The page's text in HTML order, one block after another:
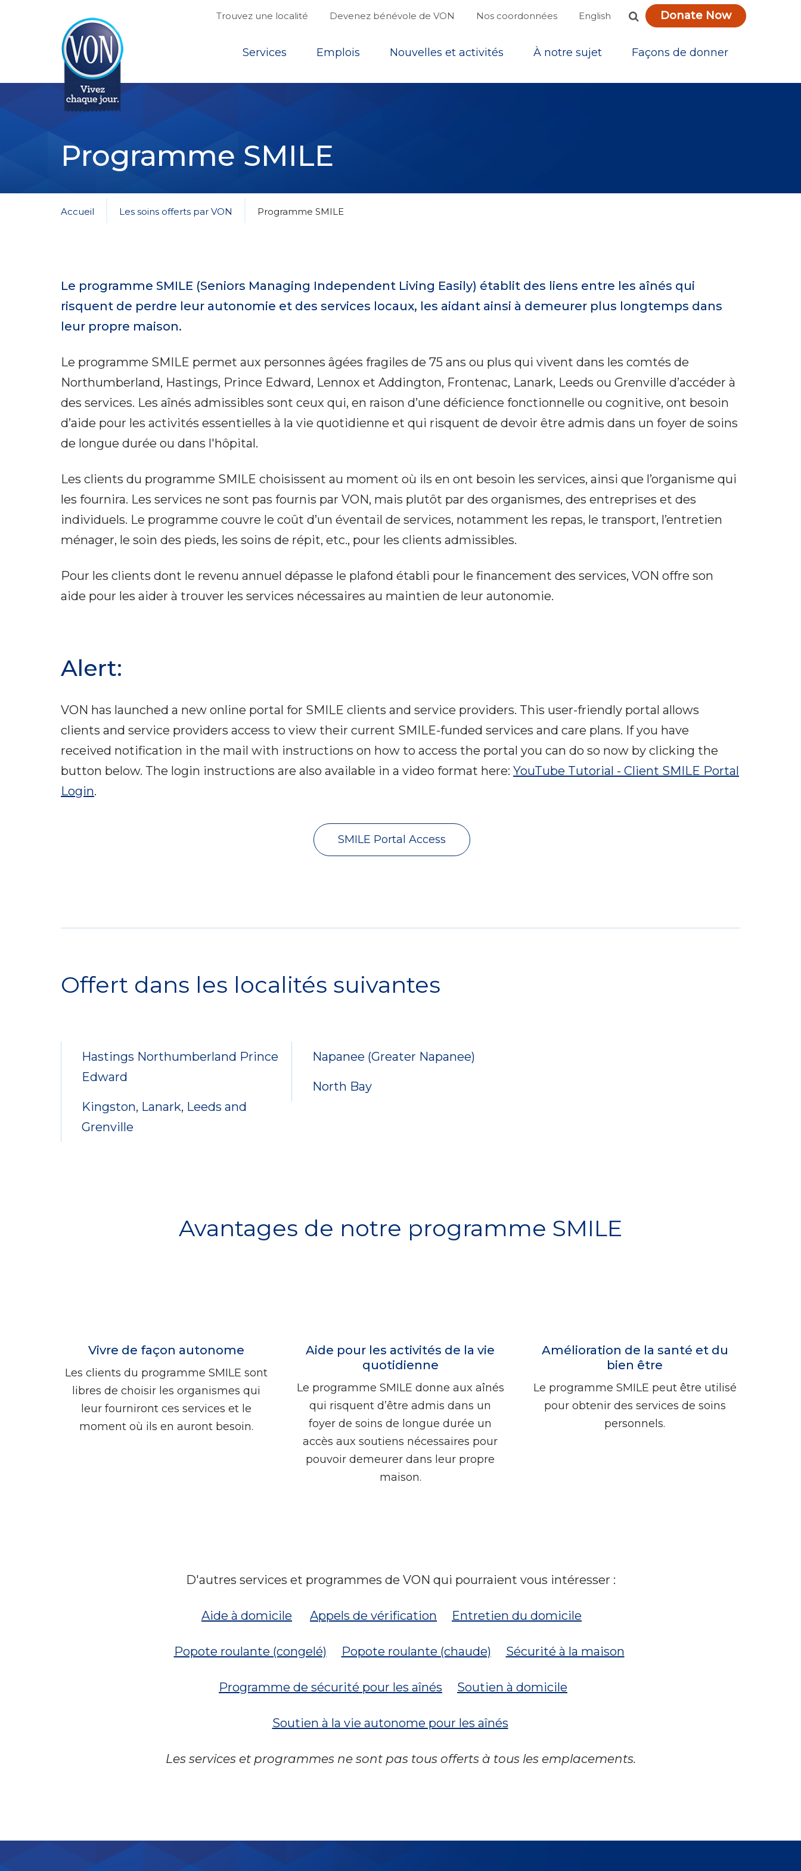
Trouvez une localité Devenez bénévole de VON Nos coordonnées English Donate Now
Services Emplois Nouvelles et activités À notre sujet Façons de donner
Programme SMILE
Accueil Les soins offerts par VON Programme SMILE
Le programme SMILE (Seniors Managing Independent Living Easily) établit des liens entre les aînés qui
risquent de perdre leur autonomie et des services locaux, les aidant ainsi à demeurer plus longtemps dans
leur propre maison.
Le programme SMILE permet aux personnes âgées fragiles de 75 ans ou plus qui vivent dans les comtés de
Northumberland, Hastings, Prince Edward, Lennox et Addington, Frontenac, Lanark, Leeds ou Grenville d’accéder à
des services. Les aînés admissibles sont ceux qui, en raison d’une déficience fonctionnelle ou cognitive, ont besoin
d’aide pour les activités essentielles à la vie quotidienne et qui risquent de devoir être admis dans un foyer de soins
de longue durée ou dans l'hôpital.
Les clients du programme SMILE choisissent au moment où ils en ont besoin les services, ainsi que l’organisme qui
les fournira. Les services ne sont pas fournis par VON, mais plutôt par des organismes, des entreprises et des
individuels. Le programme couvre le coût d’un éventail de services, notamment les repas, le transport, l’entretien
ménager, le soin des pieds, les soins de répit, etc., pour les clients admissibles.
Pour les clients dont le revenu annuel dépasse le plafond établi pour le financement des services, VON offre son
aide pour les aider à trouver les services nécessaires au maintien de leur autonomie.
Alert:
VON has launched a new online portal for SMILE clients and service providers. This user-friendly portal allows
clients and service providers access to view their current SMILE-funded services and care plans. If you have
received notification in the mail with instructions on how to access the portal you can do so now by clicking the
button below. The login instructions are also available in a video format here: YouTube Tutorial - Client SMILE Portal
Login.
SMILE Portal Access
Offert dans les localités suivantes
Hastings Northumberland Prince
Edward
Kingston, Lanark, Leeds and
Grenville
Napanee (Greater Napanee)
North Bay
Avantages de notre programme SMILE
Vivre de façon autonome
Les clients du programme SMILE sont
libres de choisir les organismes qui
leur fourniront ces services et le
moment où ils en auront besoin.
Aide pour les activités de la vie
quotidienne
Le programme SMILE donne aux aînés
qui risquent d’être admis dans un
foyer de soins de longue durée un
accès aux soutiens nécessaires pour
pouvoir demeurer dans leur propre
maison.
Amélioration de la santé et du
bien être
Le programme SMILE peut être utilisé
pour obtenir des services de soins
personnels.
D'autres services et programmes de VON qui pourraient vous intéresser :
Aide à domicile Appels de vérification Entretien du domicile
Popote roulante (congelé) Popote roulante (chaude) Sécurité à la maison
Programme de sécurité pour les aînés Soutien à domicile
Soutien à la vie autonome pour les aînés
Les services et programmes ne sont pas tous offerts à tous les emplacements.